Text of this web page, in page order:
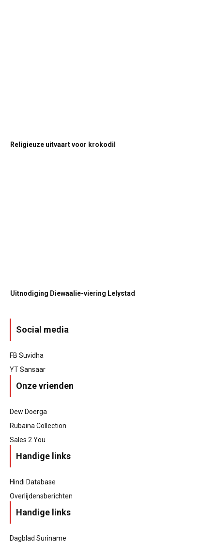
Religieuze uitvaart voor krokodil
Uitnodiging Diewaalie-viering Lelystad
Social media
FB Suvidha
YT Sansaar
Onze vrienden
Dew Doerga
Rubaina Collection
Sales 2 You
Handige links
Hindi Database
Overlijdensberichten
Handige links
Dagblad Suriname